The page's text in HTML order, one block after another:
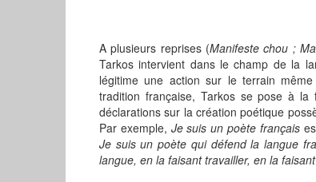
A plusieurs reprises (Manifeste chou ;
Tarkos intervient dans le champ de la
légitime une action sur le terrain
tradition française, Tarkos se pose à
déclarations sur la création poétique
Par exemple, Je suis un poète français
Je suis un poète qui défend la langue
langue, en la faisant travailler, en la